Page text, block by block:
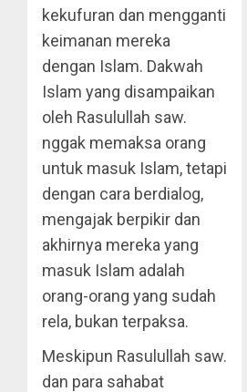
kekufuran dan mengganti
keimanan mereka
dengan Islam. Dakwah
Islam yang disampaikan
oleh Rasulullah saw.
nggak memaksa orang
untuk masuk Islam, tetapi
dengan cara berdialog,
mengajak berpikir dan
akhirnya mereka yang
masuk Islam adalah
orang-orang yang sudah
rela, bukan terpaksa.
Meskipun Rasulullah saw.
dan para sahabat